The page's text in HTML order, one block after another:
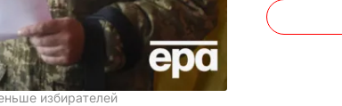
избирателей